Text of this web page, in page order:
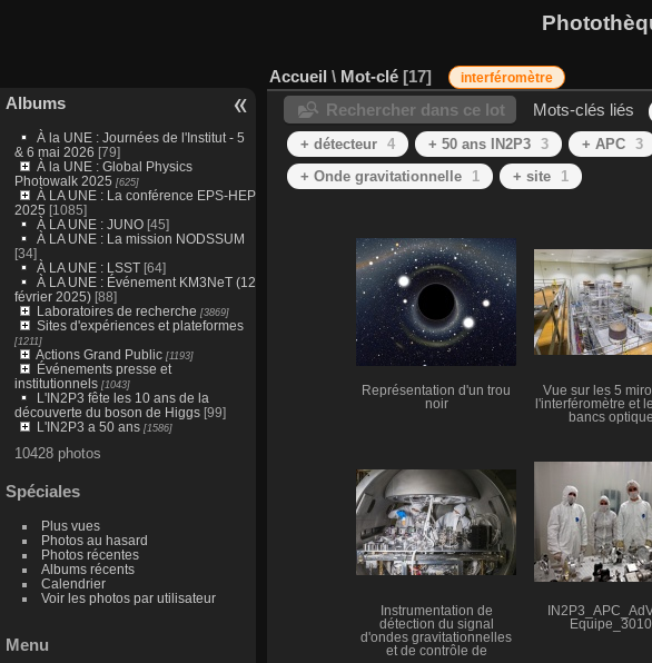
Albums
À la UNE : Journées de l'Institut - 5
& 6 mai 2026 [79]
À la UNE : Global Physics
Photowalk 2025 [625]
À LA UNE : La conférence EPS-HEP
2025 [1085]
À LA UNE : JUNO [45]
À LA UNE : La mission NODSSUM
[34]
À LA UNE : LSST[64]
À LA UNE : Événement KM3NeT (12
février 2025)[88]
Laboratoires de recherche [3869]
Sites d'expériences et plateformes
[1211]
Actions Grand Public[1193]
Événements presse et
institutionnels[1043]
L'IN2P3 fête les 10 ans de la
découverte du boson de Higgs[99]
L'IN2P3 a 50 ans[1586]
10428 photos
Spéciales
Plus vues
Photos au hasard
Photos récentes
Albums récents
Calendrier
Voir les photos par utilisateur
Menu
Accueil \ Mot-clé 17 interféromètre
Rechercher dans ce lot Mots-clés liés
+ détecteur 4 + 50 ans IN2P3 3 + APC 3
+ Onde gravitationnelle
1 + site 1
Représentation d'un trou
noir
Vue sur les 5
l'interféromètre et
bancs
Instrumentation de
détection du signal
d'ondes gravitationnelles
et de contrôle de